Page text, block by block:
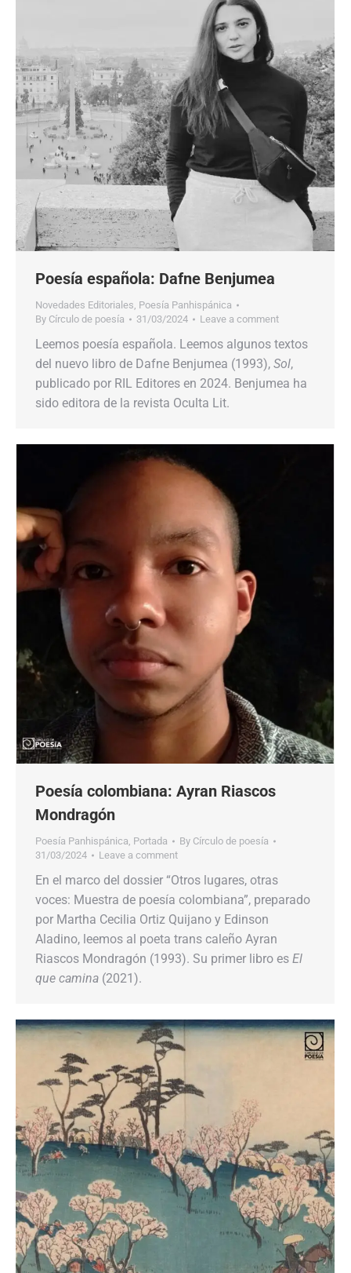
Poesía española: Dafne Benjumea
Novedades Editoriales, Poesía Panhispánica
By Círculo de poesía 31/03/2024 Leave a comment
Leemos poesía española. Leemos algunos textos
del nuevo libro de Dafne Benjumea (1993), Sol,
publicado por RIL Editores en 2024. Benjumea ha
sido editora de la revista Oculta Lit.
Poesía colombiana: Ayran Riascos
Mondragón
Poesía Panhispánica, Portada By Círculo de poesía
31/03/2024
Leave a comment
En el marco del dossier “Otros lugares, otras
voces: Muestra de poesía colombiana”, preparado
por Martha Cecilia Ortiz Quijano y Edinson
Aladino, leemos al poeta trans caleño Ayran
Riascos Mondragón (1993). Su primer libro es El
que camina (2021).